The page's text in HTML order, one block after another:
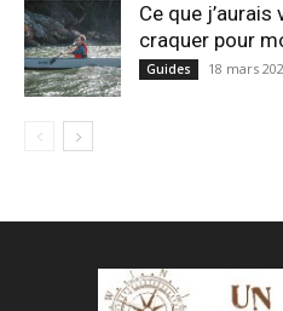
Ce que
craquer pour
Guides 18 mars